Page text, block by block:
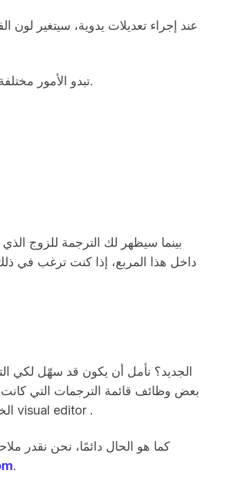
عند إجراء تعديلات يدوية، سيتغير لون
تبدو الأمور مختلفة قليلاً عندما تنقر على أيقونة القلم الأزرق لكي تعديل فعلي.
بينما سيظهر لك الترجمة للزوج
داخل هذا المربع، إذا كنت ترغب في
بعض وظائف قائمة الترجمات التي
الميزات الجديدة مثل تحديث بيانات SEO الخاصة بك من خلال visual editor .
كما هو الحال دائمًا، نحن نقدر
.